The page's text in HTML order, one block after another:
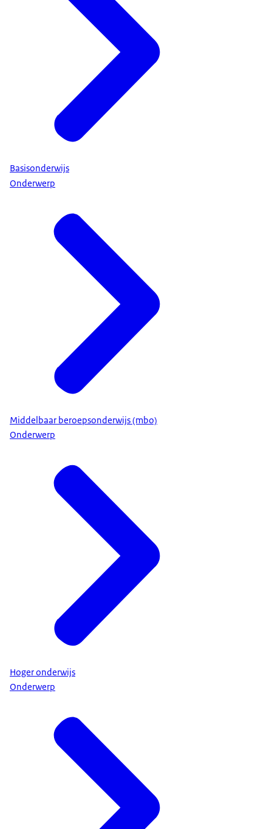
Basisonderwijs
Onderwerp
Middelbaar beroepsonderwijs (mbo)
Onderwerp
Hoger onderwijs
Onderwerp